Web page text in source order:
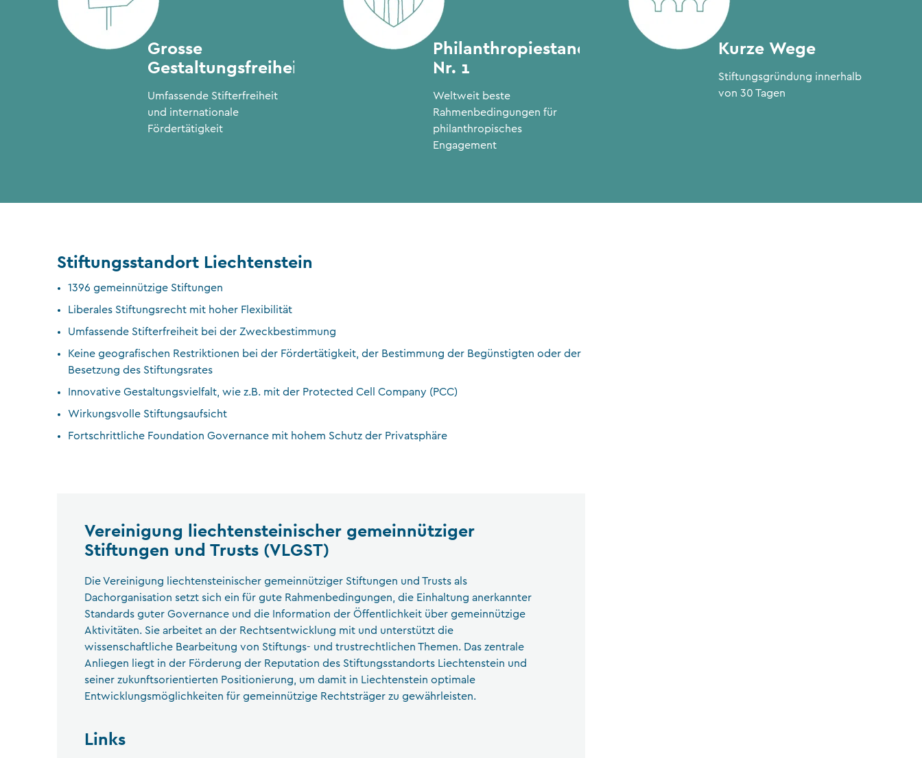
Grosse
Gestaltungsfreiheit
Umfassende Stifterfreiheit
und internationale
Fördertätigkeit
Philanthropiestandort
Nr. 1
Weltweit beste
Rahmenbedingungen für
philanthropisches
Engagement
Kurze Wege
Stiftungsgründung innerhalb
von 30 Tagen
Stiftungsstandort Liechtenstein
1396 gemeinnützige Stiftungen
Liberales Stiftungsrecht mit hoher Flexibilität
Umfassende Stifterfreiheit bei der Zweckbestimmung
Keine geografischen Restriktionen bei der Fördertätigkeit, der Bestimmung der Begünstigten oder der
Besetzung des Stiftungsrates
Innovative Gestaltungsvielfalt, wie z.B. mit der Protected Cell Company (PCC)
Wirkungsvolle Stiftungsaufsicht
Fortschrittliche Foundation Governance mit hohem Schutz der Privatsphäre
Vereinigung liechtensteinischer gemeinnütziger
Stiftungen und Trusts (VLGST)
Die Vereinigung liechtensteinischer gemeinnütziger Stiftungen und Trusts als
Dachorganisation setzt sich ein für gute Rahmenbedingungen, die Einhaltung anerkannter
Standards guter Governance und die Information der Öffentlichkeit über gemeinnützige
Aktivitäten. Sie arbeitet an der Rechtsentwicklung mit und unterstützt die
wissenschaftliche Bearbeitung von Stiftungs- und trustrechtlichen Themen. Das zentrale
Anliegen liegt in der Förderung der Reputation des Stiftungsstandorts Liechtenstein und
seiner zukunftsorientierten Positionierung, um damit in Liechtenstein optimale
Entwicklungsmöglichkeiten für gemeinnützige Rechtsträger zu gewährleisten.
Links